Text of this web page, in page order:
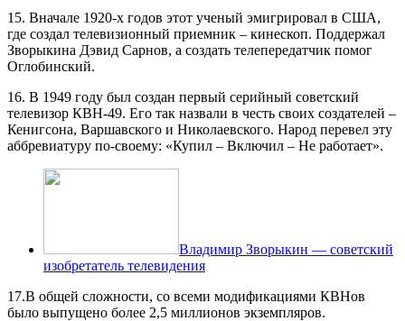
15. Вначале 1920-х годов этот ученый эмигрировал в США,
где создал телевизионный приемник – кинескоп. Поддержал
Зворыкина Дэвид Сарнов, а создать телепередатчик помог
Оглобинский.
16. В 1949 году был создан первый серийный советский
телевизор КВН-49. Его так назвали в честь своих создателей –
Кенигсона, Варшавского и Николаевского. Народ перевел эту
аббревиатуру по-своему: «Купил – Включил – Не работает».
Владимир Зворыкин — советский
изобретатель телевидения
17.В общей сложности, со всеми модификациями КВНов
было выпущено более 2,5 миллионов экземпляров.